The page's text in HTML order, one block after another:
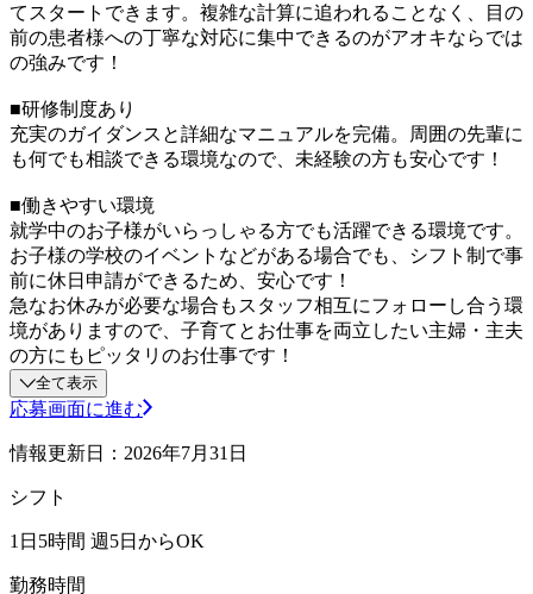
てスタートできます。複雑な計算に追われることなく、目の
前の患者様への丁寧な対応に集中できるのがアオキならでは
の強みです！
■研修制度あり
充実のガイダンスと詳細なマニュアルを完備。周囲の先輩に
も何でも相談できる環境なので、未経験の方も安心です！
■働きやすい環境
就学中のお子様がいらっしゃる方でも活躍できる環境です。
お子様の学校のイベントなどがある場合でも、シフト制で事
前に休日申請ができるため、安心です！
急なお休みが必要な場合もスタッフ相互にフォローし合う環
境がありますので、子育てとお仕事を両立したい主婦・主夫
の方にもピッタリのお仕事です！
全て表示
応募画面に進む
情報更新日：2026年7月31日
シフト
1日5時間 週5日からOK
勤務時間